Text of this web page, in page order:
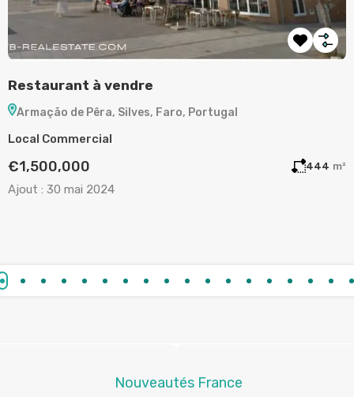
Terrain à vendre à Aljezur
Aljezur, Faro, Portugal
Terrain
€130,000 720 m²
Ajout : 19 mai 2024
Nouveautés France